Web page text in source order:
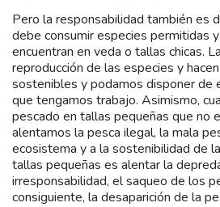
Pero la responsabilidad también es
debe consumir especies permitidas
encuentran en veda o tallas chicas.
reproducción de las especies y
sostenibles y podamos disponer de
que tengamos trabajo. Asimismo,
pescado en tallas pequeñas que no
alentamos la pesca ilegal, la mala
ecosistema y a la sostenibilidad de
tallas pequeñas es alentar la
irresponsabilidad, el saqueo de los
consiguiente, la desaparición de la